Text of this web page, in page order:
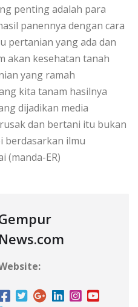
penting adalah para
panennya dengan cara
pertanian yang ada dan
akan kesehatan tanah
yang ramah
kita tanam hasilnya
dijadikan media
dan bertani itu bukan
berdasarkan ilmu
(manda-ER)
News.com